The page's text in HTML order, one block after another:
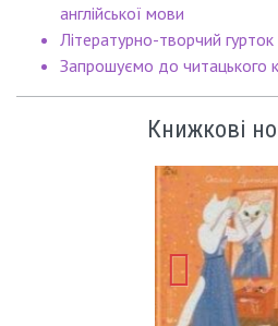
англійської мови
Літературно-творчий
Запрошуємо до читацького
Книжкові